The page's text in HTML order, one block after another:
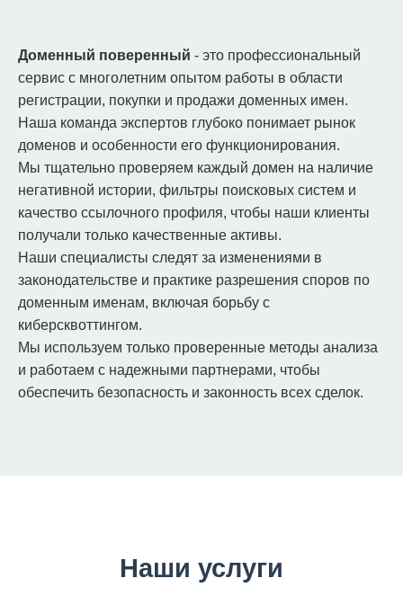
Доменный поверенный - это профессиональный
сервис с многолетним опытом работы в области
регистрации, покупки и продажи доменных имен.
Наша команда экспертов глубоко понимает рынок
доменов и особенности его функционирования.
Мы тщательно проверяем каждый домен на наличие
негативной истории, фильтры поисковых систем и
качество ссылочного профиля, чтобы наши клиенты
получали только качественные активы.
Наши специалисты следят за изменениями в
законодательстве и практике разрешения споров по
доменным именам, включая борьбу с
киберсквоттингом.
Мы используем только проверенные методы анализа
и работаем с надежными партнерами, чтобы
обеспечить безопасность и законность всех сделок.
Наши услуги